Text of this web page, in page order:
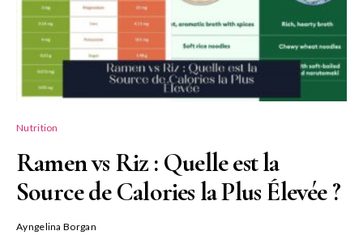
Nutrition
Ramen vs Riz : Quelle est la
Source de Calories la Plus Élevée ?
Ayngelina Borgan